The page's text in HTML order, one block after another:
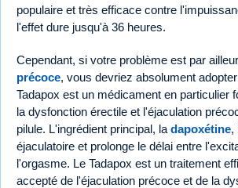
populaire et très efficace contre
l'effet dure jusqu'à 36 heures.
Cependant, si votre problème est par
précoce, vous devriez absolument
Tadapox est un médicament en particulier
la dysfonction érectile et l'éjaculation
pilule. L'ingrédient principal, la dapoxétine,
éjaculatoire et prolonge le délai entre
l'orgasme. Le Tadapox est un traitement
accepté de l'éjaculation précoce et de la